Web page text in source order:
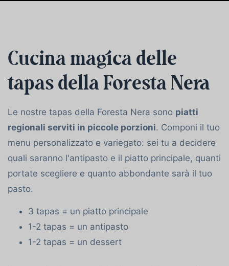
Cucina magica delle
tapas della Foresta Nera
Le nostre tapas della Foresta Nera sono piatti
regionali serviti in piccole porzioni. Componi il tuo
menu personalizzato e variegato: sei tu a decidere
quali saranno l'antipasto e il piatto principale, quanti
portate scegliere e quanto abbondante sarà il tuo
pasto.
3 tapas = un piatto principale
1-2 tapas = un antipasto
1-2 tapas = un dessert